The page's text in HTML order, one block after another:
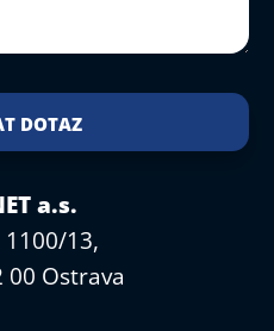
a.s.
13,
00 Ostrava